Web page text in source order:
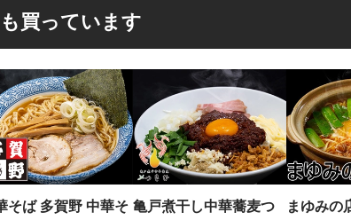
買っています
そば 多賀野 中華そ 亀戸煮干し中華蕎麦つ
まゆみの